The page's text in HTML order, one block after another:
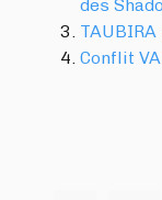
des
Conflit